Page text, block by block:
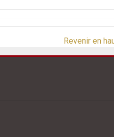
Revenir en